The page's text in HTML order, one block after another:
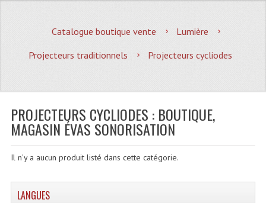
MAGASIN
Quoi De Neuf?
Plan Acces, Horaires.
Location De Matériel
Le Matériel D´occasion
Recherche Avancée
Catalogue boutique vente
Lumière
Projecteurs traditionnels
Projecteurs cycliodes
PROJECTEURS CYCLIODES : BOUTIQUE,
MAGASIN ÉVAS SONORISATION
Il n'y a aucun produit listé dans cette catégorie.
LANGUES